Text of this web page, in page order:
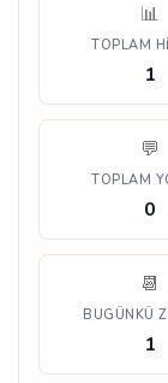
📊
TOPLAM
1
💬
TOPLAM
0
📆
BUGÜNKÜ
1